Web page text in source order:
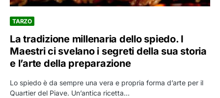
TARZO
La tradizione millenaria dello spiedo. I
Maestri ci svelano i segreti della sua storia
e l’arte della preparazione
Lo spiedo è da sempre una vera e propria forma d’arte per il
Quartier del Piave. Un’antica ricetta…